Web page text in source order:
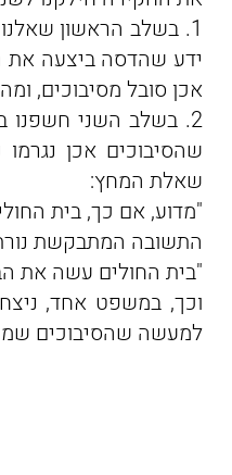
1. בשלב הראשון
ידע שהדסה ביצעה את
אכן סובל מסיבוכים,
2. בשלב השני חשפנו
שהסיבוכים אכן
שאלת המחץ:
"מדוע, אם כך, בית
התשובה המתבקשת
"בית החולים עשה את
וכך, במשפט אחד,
למעשה שהסיבוכים